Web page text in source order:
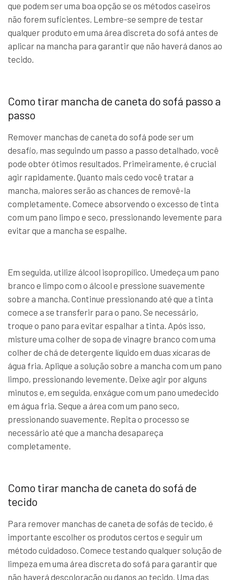
que podem ser uma boa opção se os métodos caseiros
não forem suficientes. Lembre-se sempre de testar
qualquer produto em uma área discreta do sofá antes de
aplicar na mancha para garantir que não haverá danos ao
tecido.
Como tirar mancha de caneta do sofá passo a
passo
Remover manchas de caneta do sofá pode ser um
desafio, mas seguindo um passo a passo detalhado, você
pode obter ótimos resultados. Primeiramente, é crucial
agir rapidamente. Quanto mais cedo você tratar a
mancha, maiores serão as chances de removê-la
completamente. Comece absorvendo o excesso de tinta
com um pano limpo e seco, pressionando levemente para
evitar que a mancha se espalhe.
Em seguida, utilize álcool isopropílico. Umedeça um pano
branco e limpo com o álcool e pressione suavemente
sobre a mancha. Continue pressionando até que a tinta
comece a se transferir para o pano. Se necessário,
troque o pano para evitar espalhar a tinta. Após isso,
misture uma colher de sopa de vinagre branco com uma
colher de chá de detergente líquido em duas xícaras de
água fria. Aplique a solução sobre a mancha com um pano
limpo, pressionando levemente. Deixe agir por alguns
minutos e, em seguida, enxágue com um pano umedecido
em água fria. Seque a área com um pano seco,
pressionando suavemente. Repita o processo se
necessário até que a mancha desapareça
completamente.
Como tirar mancha de caneta do sofá de
tecido
Para remover manchas de caneta de sofás de tecido, é
importante escolher os produtos certos e seguir um
método cuidadoso. Comece testando qualquer solução de
limpeza em uma área discreta do sofá para garantir que
não haverá descoloração ou danos ao tecido. Uma das